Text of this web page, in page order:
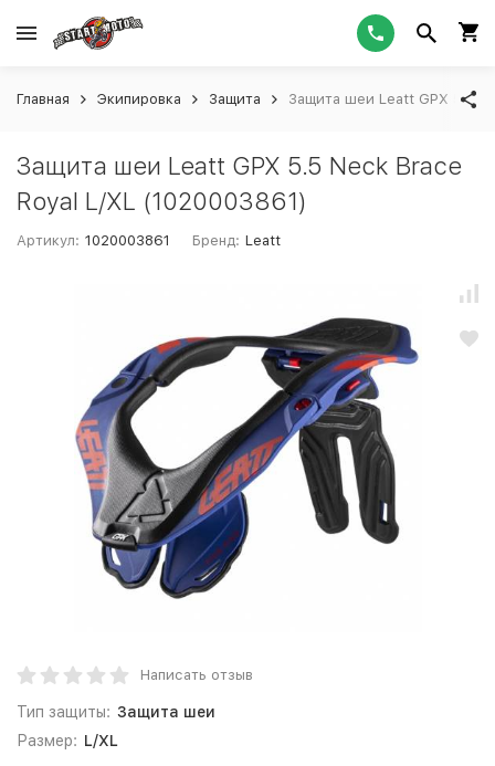
Главная Экипировка Защита Защита шеи Leatt GPX 5.5
Защита шеи Leatt GPX 5.5 Neck Brace
Royal L/XL (1020003861)
Артикул: 1020003861 Бренд: Leatt
Написать отзыв
Тип защиты: Защита шеи
Размер: L/XL